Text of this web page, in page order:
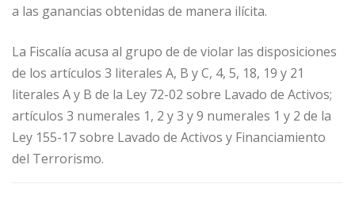
a las ganancias obtenidas de manera ilícita.
La Fiscalía acusa al grupo de de violar las disposiciones
de los artículos 3 literales A, B y C, 4, 5, 18, 19 y 21
literales A y B de la Ley 72-02 sobre Lavado de Activos;
artículos 3 numerales 1, 2 y 3 y 9 numerales 1 y 2 de la
Ley 155-17 sobre Lavado de Activos y Financiamiento
del Terrorismo.